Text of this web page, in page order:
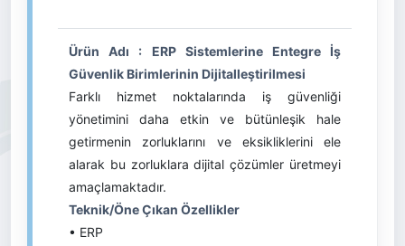
Ürün Adı : ERP Sistemlerine Entegre İş
Güvenlik Birimlerinin Dijitalleştirilmesi
Farklı hizmet noktalarında iş güvenliği
yönetimini daha etkin ve bütünleşik hale
getirmenin zorluklarını ve eksikliklerini ele
alarak bu zorluklara dijital çözümler üretmeyi
amaçlamaktadır.
Teknik/Öne Çıkan Özellikler
• ERP